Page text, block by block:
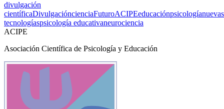
divulgación
científicaDivulgacióncienciaFuturoACIPEeducaciónpsicologíanuevas
tecnologíaspsicología educativaneurociencia
ACIPE
Asociación Científica de Psicología y Educación